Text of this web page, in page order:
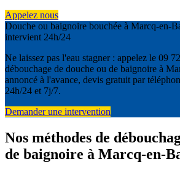
Appelez nous
Douche ou baignoire bouchée à Marcq-en-
intervient 24h/24
Ne laissez pas l'eau stagner : appelez le 09
débouchage de douche ou de baignoire à
annoncé à l'avance, devis gratuit par
24h/24 et 7j/7.
Demander une intervention
Nos méthodes de
de baignoire à Marcq-en-